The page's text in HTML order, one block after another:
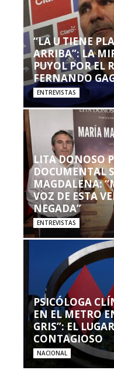
“LA U TIENE
ARRIBA”: LA
PUYOL POR EL
FERNANDO
ENTREVISTAS
LITA DONOSO
DOCUMENTAL
MAGDALENA:
VOZ DE ESTA
NEGADA”
ENTREVISTAS
PSICÓLOGA
EN EL METRO
GRIS”: EL
CONTAGIOSO
NACIONAL